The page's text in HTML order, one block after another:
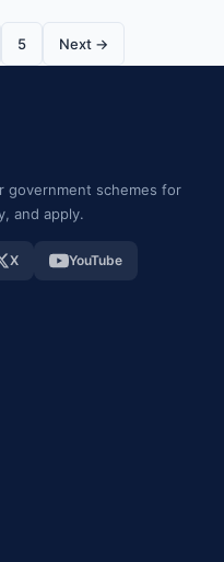
5 Next →
government schemes for
and apply.
X YouTube